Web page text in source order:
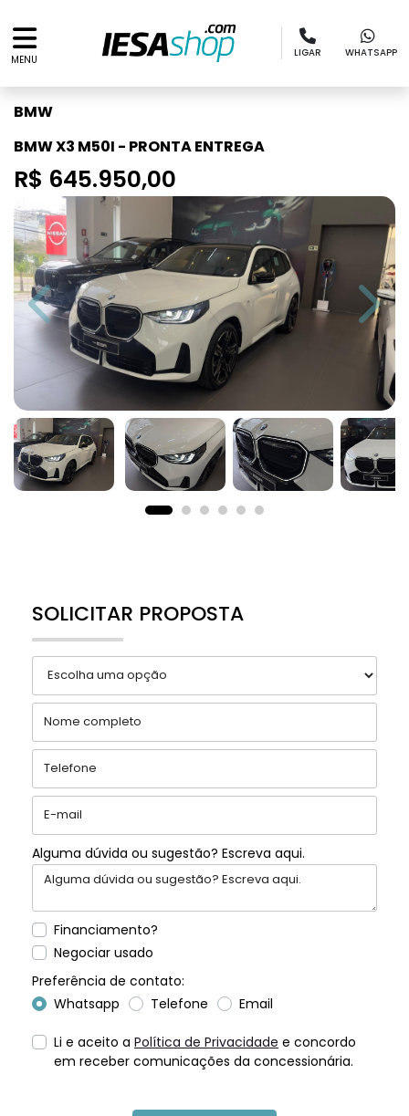
MENU
LIGAR WHATSAPP
BMW
BMW X3 M50I - PRONTA ENTREGA
R$ 645.950,00
Previous Next
SOLICITAR PROPOSTA
Alguma dúvida ou sugestão? Escreva aqui.
Financiamento?
Negociar usado
Preferência de contato:
Whatsapp
Telefone Email
Li e aceito a Política de Privacidade e concordo
em receber comunicações da concessionária.